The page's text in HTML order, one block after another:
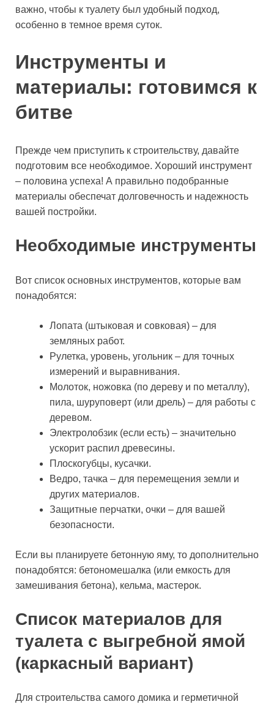
важно, чтобы к туалету был удобный подход,
особенно в темное время суток.
Инструменты и
материалы: готовимся к
битве
Прежде чем приступить к строительству, давайте
подготовим все необходимое. Хороший инструмент
– половина успеха! А правильно подобранные
материалы обеспечат долговечность и надежность
вашей постройки.
Необходимые инструменты
Вот список основных инструментов, которые вам
понадобятся:
Лопата (штыковая и совковая) – для
земляных работ.
Рулетка, уровень, угольник – для точных
измерений и выравнивания.
Молоток, ножовка (по дереву и по металлу),
пила, шуруповерт (или дрель) – для работы с
деревом.
Электролобзик (если есть) – значительно
ускорит распил древесины.
Плоскогубцы, кусачки.
Ведро, тачка – для перемещения земли и
других материалов.
Защитные перчатки, очки – для вашей
безопасности.
Если вы планируете бетонную яму, то дополнительно
понадобятся: бетономешалка (или емкость для
замешивания бетона), кельма, мастерок.
Список материалов для
туалета с выгребной ямой
(каркасный вариант)
Для строительства самого домика и герметичной